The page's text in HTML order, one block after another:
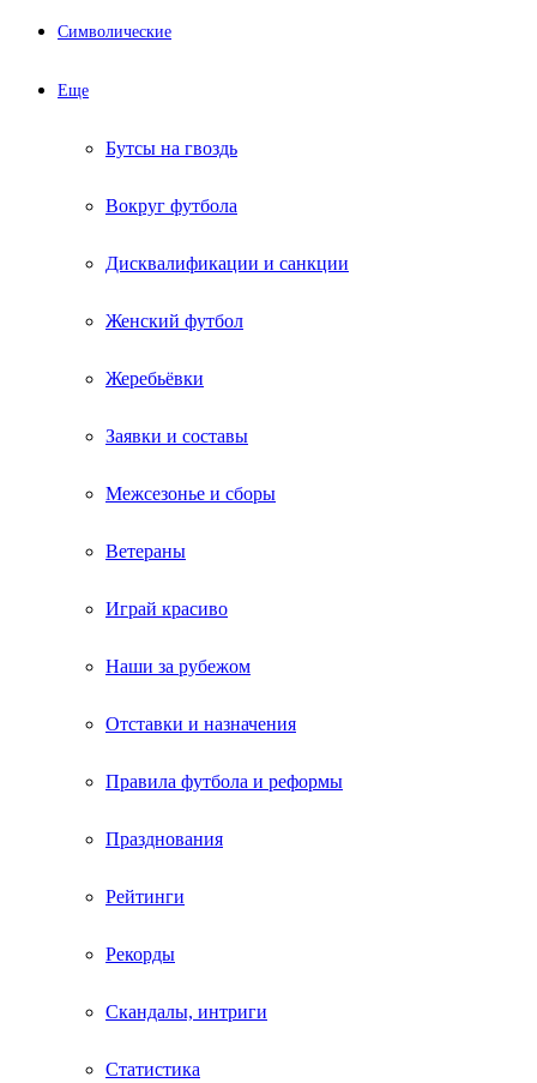
Символические
Еще
Бутсы на гвоздь
Вокруг футбола
Дисквалификации и санкции
Женский футбол
Жеребьёвки
Заявки и составы
Межсезонье и сборы
Ветераны
Играй красиво
Наши за рубежом
Отставки и назначения
Правила футбола и реформы
Празднования
Рейтинги
Рекорды
Скандалы, интриги
Статистика